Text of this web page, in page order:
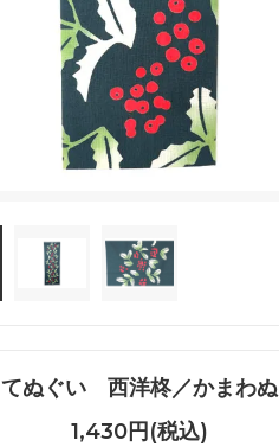
てぬぐい 西洋柊／かまわぬ
1,430円(税込)